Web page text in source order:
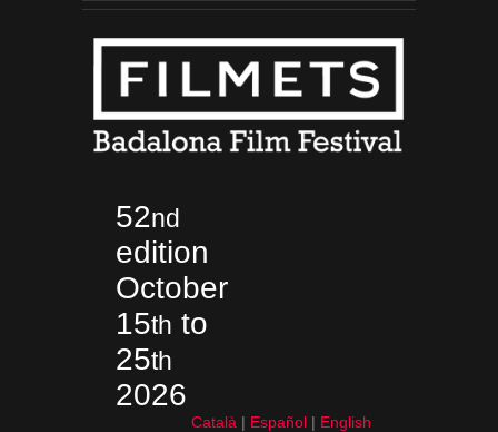
52nd
edition
October
15th to
25th
2026
Català Español English